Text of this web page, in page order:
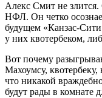
Алекс Смит не злится.
НФЛ. Он четко
будущем «Канзас-
у них квотербеком,
Вот почему
Махоумсу,
что никакой
будут рады в комнате